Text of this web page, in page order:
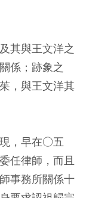
其與王文洋之
係；跡象之
，與王文洋其
，早在○五
任律師，而且
事務所關係十